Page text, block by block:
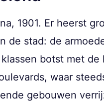
1901. Er heerst
de stad: de
botst met de
waar
gebouwen